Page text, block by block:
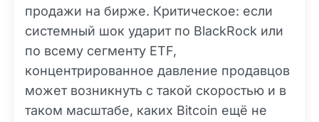
продажи на бирже. Критическое: если
системный шок ударит по BlackRock или
по всему сегменту ETF,
концентрированное давление продавцов
может возникнуть с такой скоростью и в
таком масштабе, каких Bitcoin ещё не